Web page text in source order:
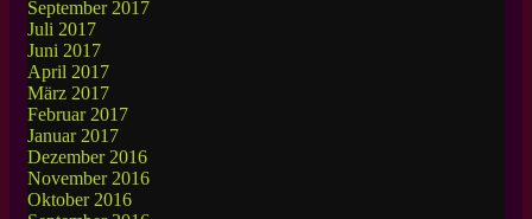
September 2017
Juli 2017
Juni 2017
April 2017
März 2017
Februar 2017
Januar 2017
Dezember 2016
November 2016
Oktober 2016